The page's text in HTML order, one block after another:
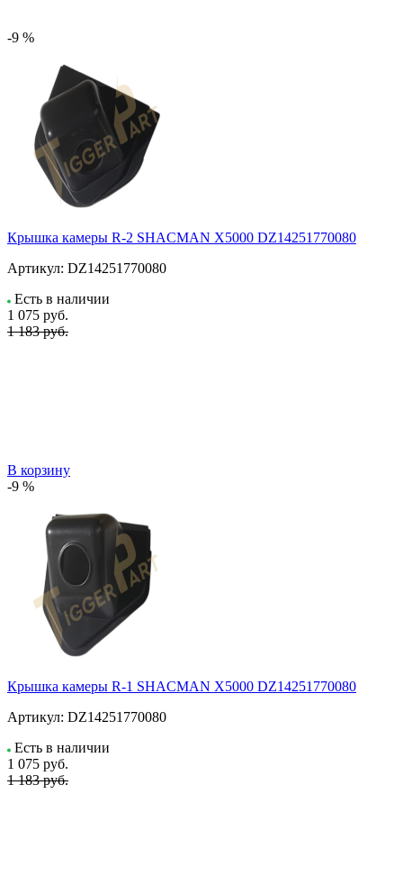
-9 %
Крышка камеры R-2 SHACMAN X5000 DZ14251770080
Артикул: DZ14251770080
Есть в наличии
1 075 руб.
1 183 руб.
В корзину
-9 %
Крышка камеры R-1 SHACMAN X5000 DZ14251770080
Артикул: DZ14251770080
Есть в наличии
1 075 руб.
1 183 руб.